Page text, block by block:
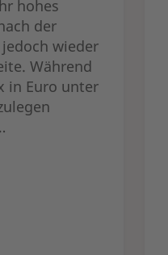
hohes
der
wieder
Während
in Euro unter